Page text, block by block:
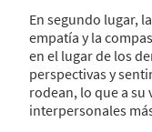
En segundo lugar,
empatía y la
en el lugar de los
perspectivas y
rodean, lo que a
interpersonales